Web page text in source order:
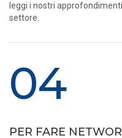
leggi i nostri
settore.
04
PER FARE